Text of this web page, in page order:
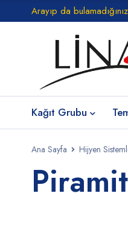
Arayıp da
Kağıt Grubu
Ana Sayfa Hijyen